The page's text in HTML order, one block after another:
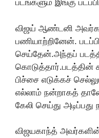
படங்களும் இங்கு
விஜய் ஆண்டனி
பணியாற்றினேன்.
செய்தேன்.அந்தப்
கொடுத்தார்.படத்தின்
பிச்சை எடுக்கச்
எல்லாம் நன்றாகத்
கேலி செய்து
விஜயகாந்த் அவர்களின்